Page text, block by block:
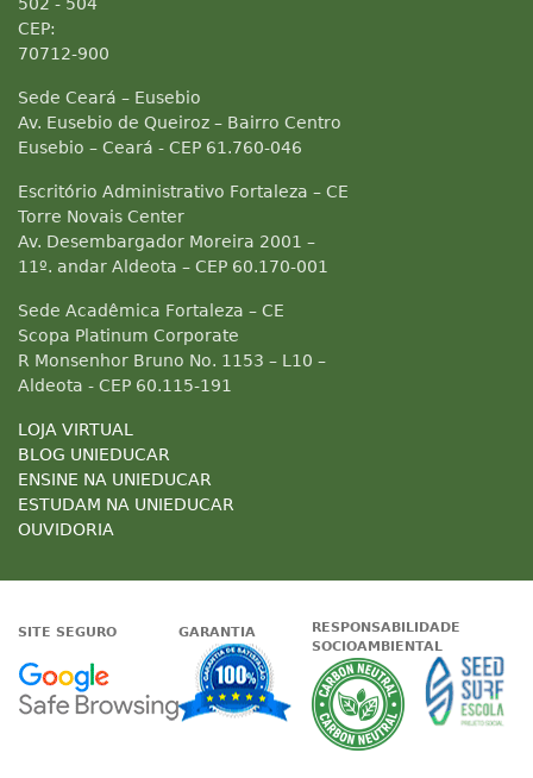
CEP:
70712-900
Sede Ceará – Eusebio
Av. Eusebio de Queiroz – Bairro Centro
Eusebio – Ceará - CEP 61.760-046
Escritório Administrativo Fortaleza – CE
Torre Novais Center
Av. Desembargador Moreira 2001 –
11º. andar Aldeota – CEP 60.170-001
Sede Acadêmica Fortaleza – CE
Scopa Platinum Corporate
R Monsenhor Bruno No. 1153 – L10 –
Aldeota - CEP 60.115-191
LOJA VIRTUAL
BLOG UNIEDUCAR
ENSINE NA UNIEDUCAR
ESTUDAM NA UNIEDUCAR
OUVIDORIA
SITE SEGURO
Google - Status do site no
GARANTIA
Garantia de
RESPONSABILIDADE
SOCIOAMBIENTAL
A